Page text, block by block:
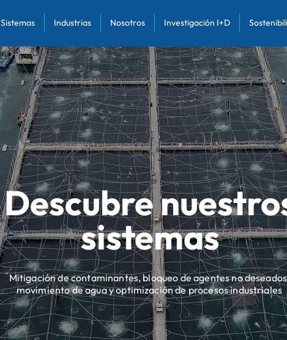
Sistemas Industrias Nosotros Investigación I+D
Descubre
sistemas
Mitigación de contaminantes, bloqueo de agentes no
movimiento de agua y optimización de procesos industriales